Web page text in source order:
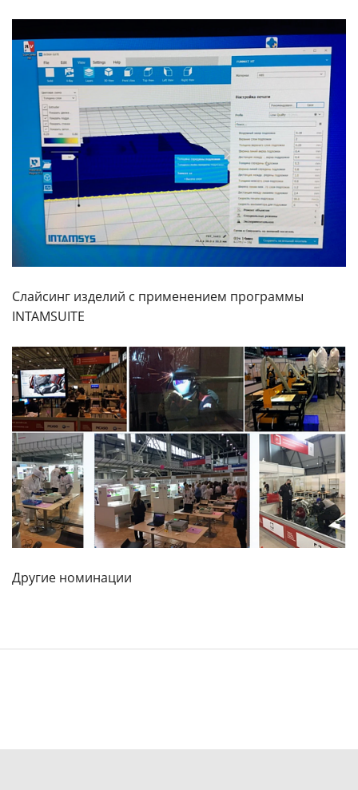
Слайсинг изделий с применением программы
INTAMSUITE
Другие номинации